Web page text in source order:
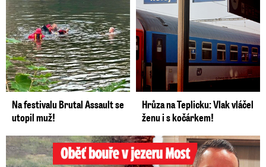
Na festivalu Brutal Assault se
utopil muž!
Hrůza na Teplicku: Vlak vláčel
ženu i s kočárkem!
Oběť bouře v jezeru Most: Zemřel táta Dominik (†28)